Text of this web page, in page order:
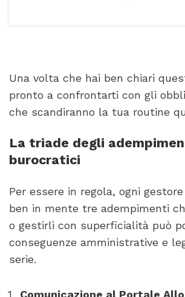
Una volta che hai ben chiari
pronto a confrontarti con gli
che scandiranno la tua routine
La triade degli
burocratici
Per essere in regola, ogni
ben in mente tre adempimenti
o gestirli con superficialità può
conseguenze amministrative e
serie.